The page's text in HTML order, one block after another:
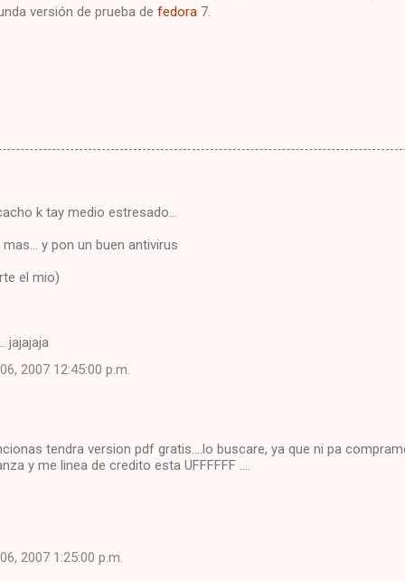
versión de prueba de fedora 7.
k tay medio estresado...
y pon un buen antivirus
el mio)
jajajaja
2007 12:45:00 p.m.
tendra version pdf gratis....lo buscare, ya que ni pa
y me linea de credito esta UFFFFFF ....
2007 1:25:00 p.m.